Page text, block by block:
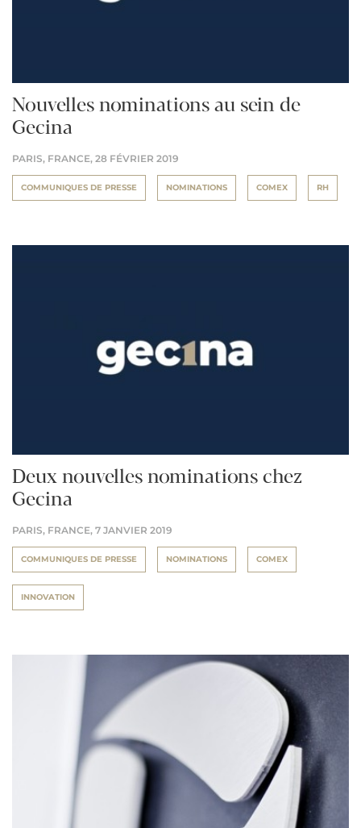
Nouvelles nominations au sein de
Gecina
PARIS, FRANCE, 28 FÉVRIER 2019
COMMUNIQUES DE PRESSE NOMINATIONS COMEX RH
Deux nouvelles nominations chez
Gecina
PARIS, FRANCE, 7 JANVIER 2019
COMMUNIQUES DE PRESSE NOMINATIONS COMEX
INNOVATION